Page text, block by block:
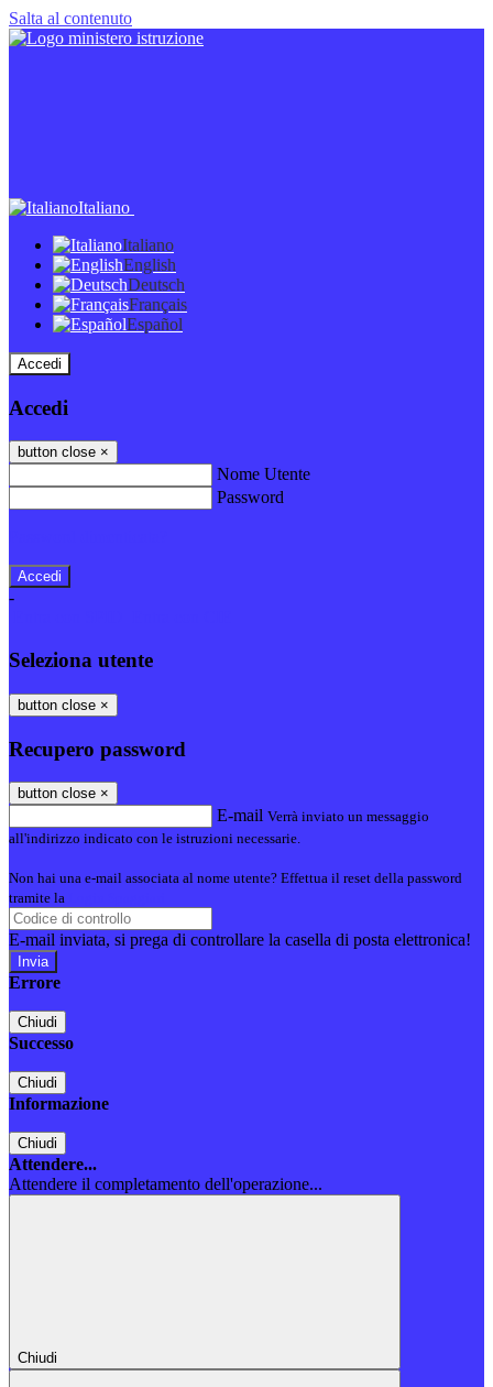
Salta al contenuto
Italiano
Italiano
English
Deutsch
Français
Español
Accedi
Accedi
button close ×
Nome Utente
Password
-
Seleziona utente
button close ×
Recupero password
button close ×
E-mail Verrà inviato un messaggio
all'indirizzo indicato con le istruzioni necessarie.
Non hai una e-mail associata al nome utente? Effettua il reset della password
tramite la
E-mail inviata, si prega di controllare la casella di posta elettronica!
Errore
Chiudi
Successo
Chiudi
Informazione
Chiudi
Attendere...
Attendere il completamento dell'operazione...
Chiudi